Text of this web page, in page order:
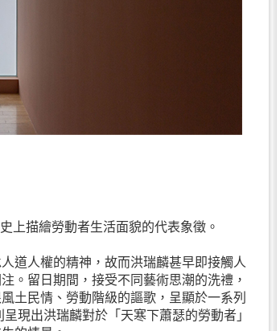
上描繪勞動者生活面貌的代表象徵。
道人權的精神，故而洪瑞麟甚早即接觸人
。留日期間，接受不同藝術思潮的洗禮，
土民情、勞動階級的謳歌，呈顯於一系列
現出洪瑞麟對於「天寒下蕭瑟的勞動者」